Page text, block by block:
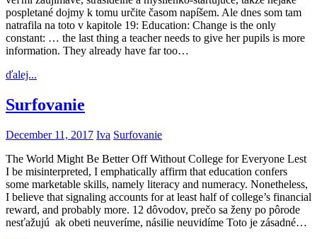
pospletané dojmy k tomu určite časom napíšem. Ale dnes som tam
natrafila na toto v kapitole 19: Education: Change is the only
constant: … the last thing a teacher needs to give her pupils is more
information. They already have far too…
ďalej...
Surfovanie
December 11, 2017 Iva Surfovanie
The World Might Be Better Off Without College for Everyone Lest
I be misinterpreted, I emphatically affirm that education confers
some marketable skills, namely literacy and numeracy. Nonetheless,
I believe that signaling accounts for at least half of college’s financial
reward, and probably more. 12 dôvodov, prečo sa ženy po pôrode
nesťažujú ak obeti neuveríme, násilie neuvidíme Toto je zásadné…